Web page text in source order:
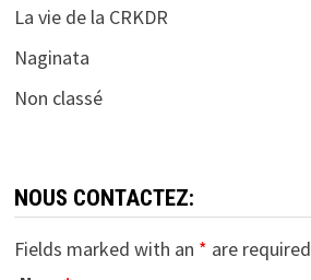
La vie de la CRKDR
Naginata
Non classé
NOUS CONTACTEZ:
Fields marked with an * are required